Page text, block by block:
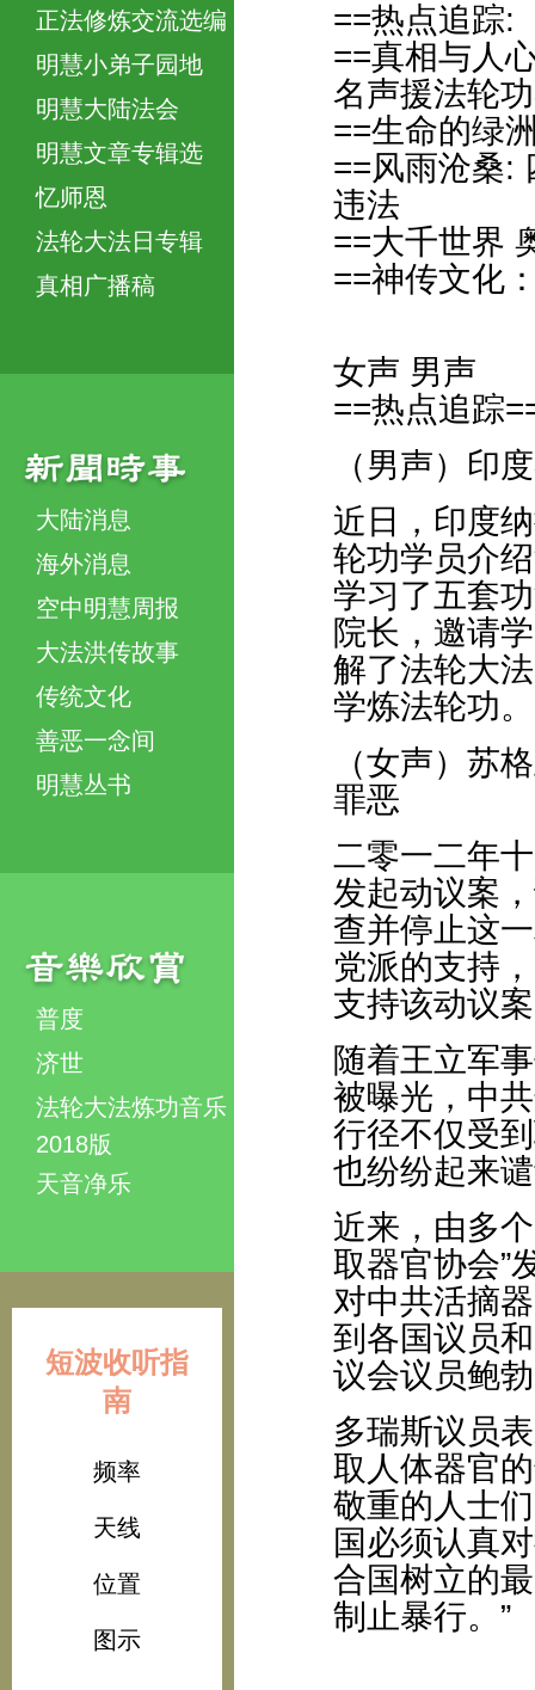
正法修炼交流选编
明慧小弟子园地
明慧大陆法会
明慧文章专辑选
忆师恩
法轮大法日专辑
真相广播稿
大陆消息
海外消息
空中明慧周报
大法洪传故事
传统文化
善恶一念间
明慧丛书
普度
济世
法轮大法炼功音乐
2018版
天音净乐
短波收听指
南
频率
天线
位置
图示
==热点追踪:
==真相与人
名声援法轮
==生命的绿
==风雨沧桑:
违法
==大千世界
==神传文化
女声 男声
==热点追踪
（男声）印
近日，印度
轮功学员介
学习了五套
院长，邀请
解了法轮大
学炼法轮功。
（女声）苏
罪恶
二零一二年
发起动议案
查并停止这
党派的支持
支持该动议
随着王立军
被曝光，中
行径不仅受
也纷纷起来
近来，由多
取器官协会”
对中共活摘
到各国议员
议会议员鲍
多瑞斯议员
取人体器官
敬重的人士
国必须认真
合国树立的
制止暴行。”